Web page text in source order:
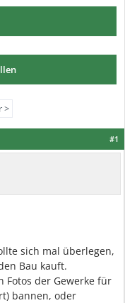
>
#1
sich mal überlegen,
Bau kauft.
Fotos der Gewerke für
bannen, oder